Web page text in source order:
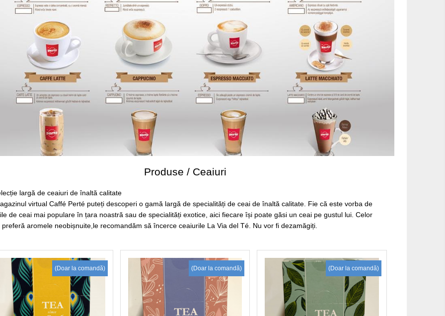
Produse / Ceaiuri
largă de ceaiuri de înaltă calitate
virtual Caffé Perté puteți descoperi o gamă largă de specialități de ceai de înaltă calitate. Fie că este vorba de
de ceai mai populare în țara noastră sau de specialități exotice, aici fiecare își poate găsi un ceai pe gustul lui. Celor
preferă aromele neobișnuite,le recomandăm să încerce ceaiurile La Via del Té. Nu vor fi dezamăgiți.
(Doar la comandă) (Doar la comandă) (Doar la comandă)